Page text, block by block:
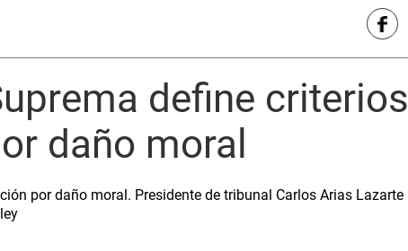
define criterios
daño moral
por daño moral. Presidente de tribunal Carlos Arias Lazarte